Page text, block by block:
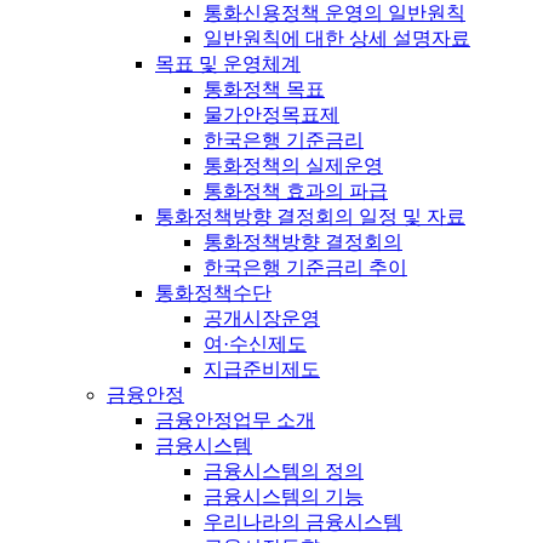
통화신용정책 운영의 일반원칙
일반원칙에 대한 상세 설명자료
목표 및 운영체계
통화정책 목표
물가안정목표제
한국은행 기준금리
통화정책의 실제운영
통화정책 효과의 파급
통화정책방향 결정회의 일정 및 자료
통화정책방향 결정회의
한국은행 기준금리 추이
통화정책수단
공개시장운영
여·수신제도
지급준비제도
금융안정
금융안정업무 소개
금융시스템
금융시스템의 정의
금융시스템의 기능
우리나라의 금융시스템